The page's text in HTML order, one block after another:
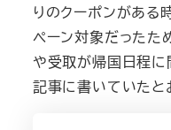
りのクーポンがある
ペーン対象だったた
や受取が帰国日程
記事に書いていたと